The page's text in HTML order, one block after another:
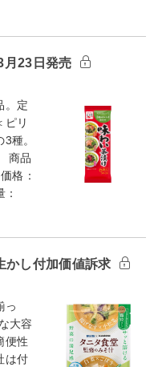
月23日発売
。定
ピリ
種。
商品
格：
かし付加価値訴求
っ
大容
便性
は付